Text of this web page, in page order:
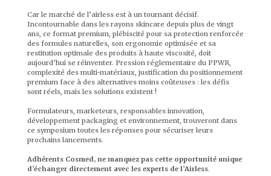
Car le marché de l’airless est à un tournant décisif.
Incontournable dans les rayons skincare depuis plus de vingt
ans, ce format premium, plébiscité pour sa protection renforcée
des formules naturelles, son ergonomie optimisée et sa
restitution optimale des produits à haute viscosité, doit
aujourd’hui se réinventer. Pression réglementaire du PPWR,
complexité des multi-matériaux, justification du positionnement
premium face à des alternatives moins coûteuses : les défis
sont réels, mais les solutions existent !
Formulateurs, marketeurs, responsables innovation,
développement packaging et environnement, trouveront dans
ce symposium toutes les réponses pour sécuriser leurs
prochains lancements.
Adhérents Cosmed, ne manquez pas cette opportunité unique
d’échanger directement avec les experts de l’Airless.